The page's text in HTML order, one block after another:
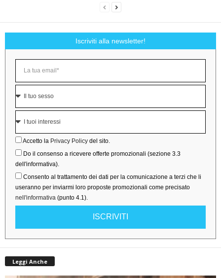
Iscriviti alla newsletter!
Accetto la Privacy Policy del sito.
Do il consenso a ricevere offerte promozionali (sezione 3.3
dell'informativa).
Consento al trattamento dei dati per la comunicazione a terzi che li
useranno per inviarmi loro proposte promozionali come precisato
nell'informativa (punto 4.1).
ISCRIVITI
Leggi Anche